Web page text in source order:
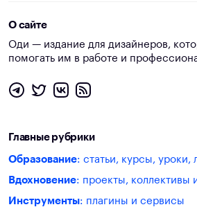
О сайте
Оди — издание для дизайнеров,
помогать им в работе и
Главные рубрики
Образование: статьи, курсы, уроки,
Вдохновение: проекты, коллективы
Инструменты: плагины и сервисы